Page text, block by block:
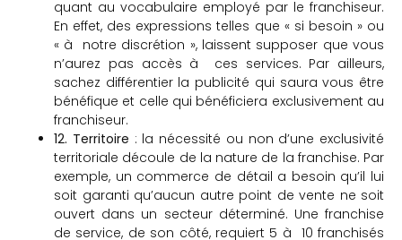
quant au vocabulaire employé par le franchiseur.
En effet, des expressions telles que « si besoin » ou
« à notre discrétion », laissent supposer que vous
n’aurez pas accès à ces services. Par ailleurs,
sachez différentier la publicité qui saura vous être
bénéfique et celle qui bénéficiera exclusivement au
franchiseur.
12. Territoire : la nécessité ou non d’une exclusivité
territoriale découle de la nature de la franchise. Par
exemple, un commerce de détail a besoin qu’il lui
soit garanti qu’aucun autre point de vente ne soit
ouvert dans un secteur déterminé. Une franchise
de service, de son côté, requiert 5 à 10 franchisés